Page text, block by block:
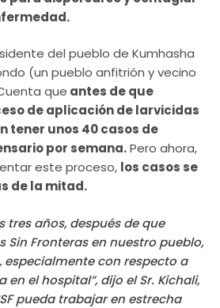
del pueblo de Kumhasha
(un pueblo anfitrión y vecino
que antes de que
de aplicación de larvicidas
tener unos 40 casos de
por semana.Pero ahora,
este proceso, los casos se
de la mitad.
tres años, después de que
Sin Fronteras en nuestro pueblo,
con respecto a
en el hospital”, dijo el Sr. Kichali,
pueda trabajar en estrecha